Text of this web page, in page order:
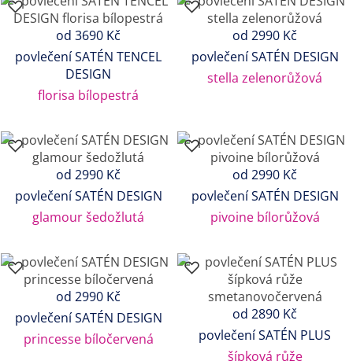
od 3690 Kč
povlečení SATÉN TENCEL
DESIGN
florisa bílopestrá
od 2990 Kč
povlečení SATÉN DESIGN
stella zelenorůžová
od 2990 Kč
povlečení SATÉN DESIGN
glamour šedožlutá
od 2990 Kč
povlečení SATÉN DESIGN
pivoine bílorůžová
od 2990 Kč
povlečení SATÉN DESIGN
princesse bíločervená
od 2890 Kč
povlečení SATÉN PLUS
šípková růže